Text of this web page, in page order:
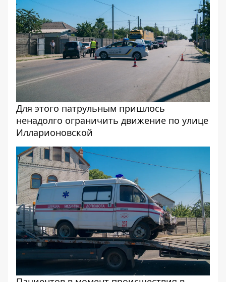
Для этого патрульным пришлось
ненадолго ограничить движение по улице
Илларионовской